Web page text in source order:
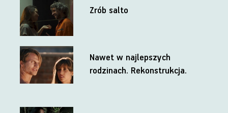
Zrób salto
Nawet w najlepszych
rodzinach. Rekonstrukcja.